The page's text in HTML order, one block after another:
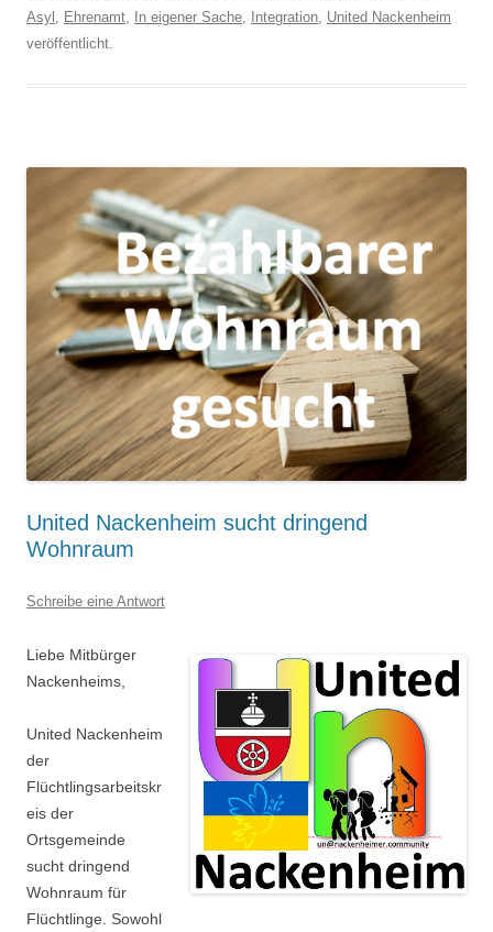
Asyl , Ehrenamt, In eigener Sache, Integration, United Nackenheim
veröffentlicht.
United Nackenheim sucht dringend
Wohnraum
Schreibe eine Antwort
Liebe Mitbürger
Nackenheims,
United Nackenheim
der
Flüchtlingsarbeitskr
eis der
Ortsgemeinde
sucht dringend
Wohnraum für
Flüchtlinge. Sowohl